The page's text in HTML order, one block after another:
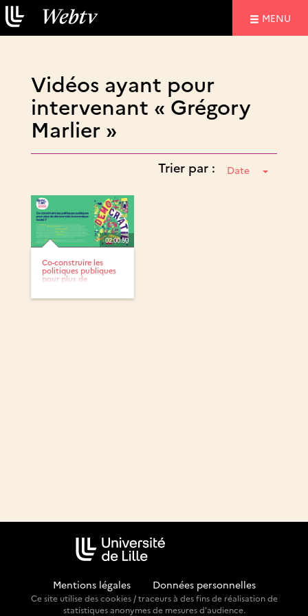
MENU
Vidéos ayant pour
intervenant « Grégory
Marlier »
Trier par : Date
02:00:50
Co-construire les
politiques publiques
pour plus de
Mentions légales Données personnelles
Ce site utilise des cookies / traceurs à des fins de réalisation de
statistiques anonymes de mesures d'audience.